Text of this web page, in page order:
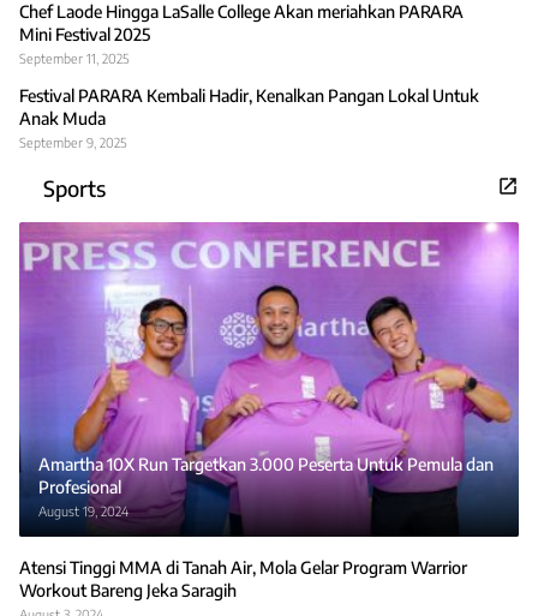
Chef Laode Hingga LaSalle College Akan meriahkan PARARA
Mini Festival 2025
September 11, 2025
Festival PARARA Kembali Hadir, Kenalkan Pangan Lokal Untuk
Anak Muda
September 9, 2025
Sports
Amartha 10X Run Targetkan 3.000 Peserta Untuk Pemula dan
Profesional
August 19, 2024
Atensi Tinggi MMA di Tanah Air, Mola Gelar Program Warrior
Workout Bareng Jeka Saragih